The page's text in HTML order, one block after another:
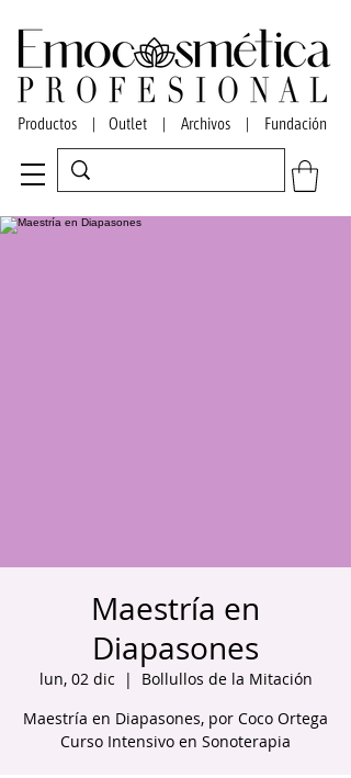
Productos | Outlet | Archivos | Fundación
Maestría en
Diapasones
lun, 02 dic
  |
Bollullos de la Mitación
Maestría en Diapasones, por Coco Ortega
Curso Intensivo en Sonoterapia